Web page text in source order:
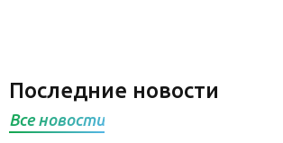
Последние новости
Все новости